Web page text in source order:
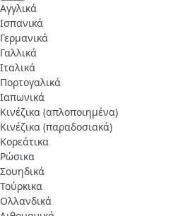
Αγγλικά
Ισπανικά
Γερμανικά
Γαλλικά
Ιταλικά
Πορτογαλικά
Ιαπωνικά
Κινέζικα (απλοποιημένα)
Κινέζικα (παραδοσιακά)
Κορεάτικα
Ρώσικα
Σουηδικά
Τούρκικα
Ολλανδικά